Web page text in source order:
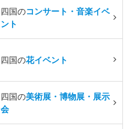
四国のコンサート・音楽イベ
ント
四国の花イベント
四国の美術展・博物展・展示
会